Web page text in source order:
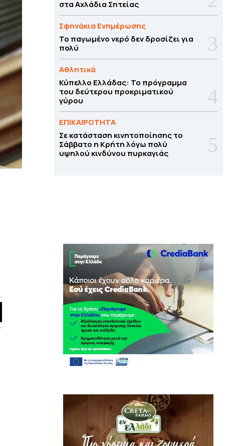
στα Αχλάδια Σητείας
Σφηνάκια Ενημέρωσης
Το παγωμένο νερό δεν δροσίζει για
πολύ
Αθλητικά
Κύπελλο Ελλάδας: Το πρόγραμμα
του δεύτερου προκριματικού
γύρου
ΕΠΙΚΑΙΡΟΤΗΤΑ
Σε κατάσταση κινητοποίησης το
Σάββατο η Κρήτη λόγω πολύ
υψηλού κινδύνου πυρκαγιάς